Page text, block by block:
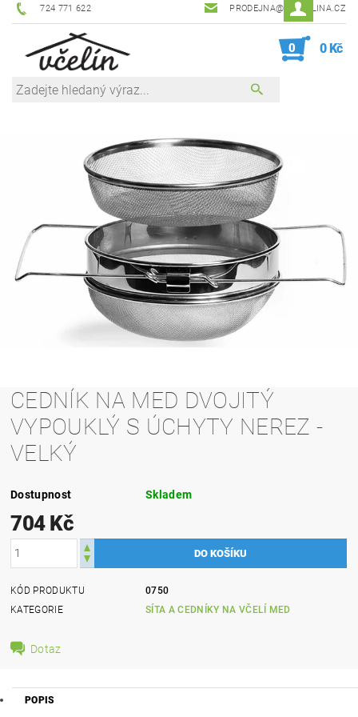
724 771 622 PRODEJNA@ZEVCELINA.CZ
0 0 Kč
CEDNÍK NA MED DVOJITÝ
VYPOUKLÝ S ÚCHYTY NEREZ -
VELKÝ
Dostupnost Skladem
704 Kč
KÓD PRODUKTU
0750
KATEGORIE
SÍTA A CEDNÍKY NA VČELÍ MED
Dotaz
POPIS